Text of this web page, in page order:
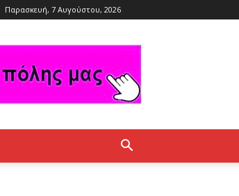
Παρασκευή, 7 Αυγούστου, 2026